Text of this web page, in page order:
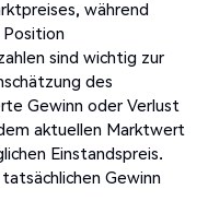
während
sind wichtig zur
des
Gewinn oder Verlust
aktuellen Marktwert
Einstandspreis.
Gewinn